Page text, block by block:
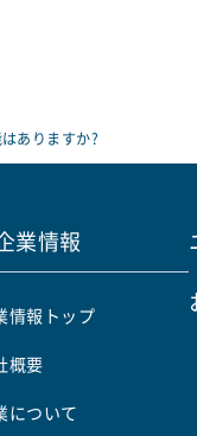
ありますか?
業情報
情報トップ
概要
について